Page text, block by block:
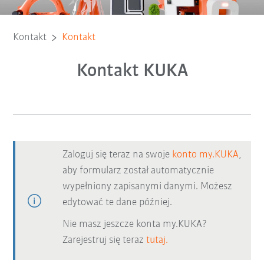
Kontakt Kontakt
Kontakt KUKA
Zaloguj się teraz na swoje konto my.KUKA,
aby formularz został automatycznie
wypełniony zapisanymi danymi. Możesz
edytować te dane później.
Nie masz jeszcze konta my.KUKA?
Zarejestruj się teraztutaj.